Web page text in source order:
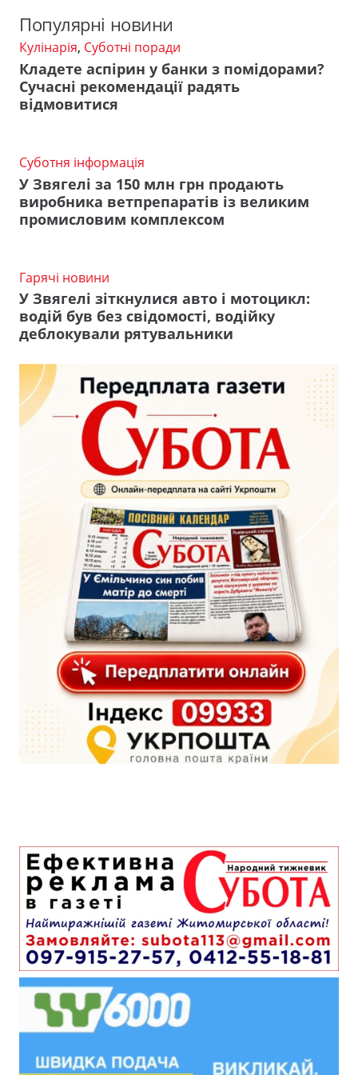
Популярні новини
Кулінарія, Суботні поради
Кладете аспірин у банки з помідорами?
Сучасні рекомендації радять
відмовитися
Суботня інформація
У Звягелі за 150 млн грн продають
виробника ветпрепаратів із великим
промисловим комплексом
Гарячі новини
У Звягелі зіткнулися авто і мотоцикл:
водій був без свідомості, водійку
деблокували рятувальники